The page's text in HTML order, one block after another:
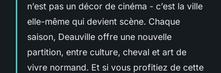
n’est pas un décor de cinéma - c’est la ville
elle-même qui devient scène. Chaque
saison, Deauville offre une nouvelle
partition, entre culture, cheval et art de
vivre normand. Et si vous profitiez de cette